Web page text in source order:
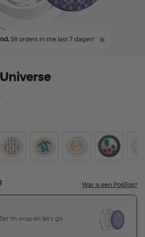
58 orders in the last 7 dagen!
from
Wat is een PopTop?
'm erop en let's go
from